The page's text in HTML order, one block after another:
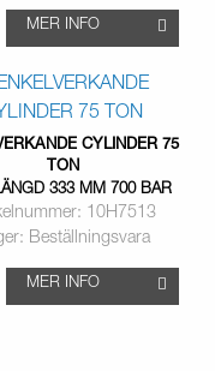
MER INFO
CYLINDER 75
TON
333 MM 700 BAR
10H7513
Beställningsvara
MER INFO